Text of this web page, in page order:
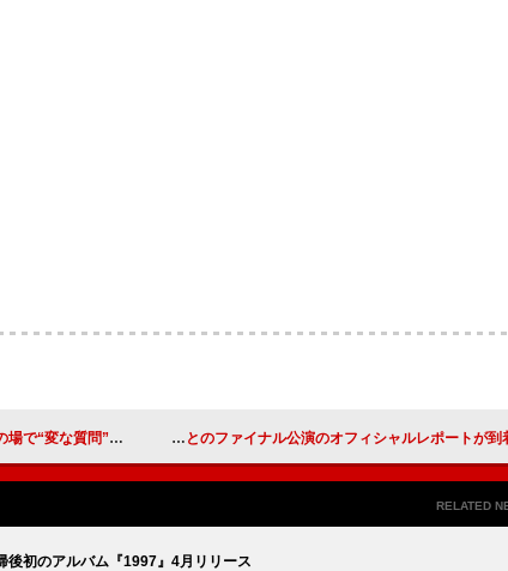
やめるようファンに求める Saucy Dog、5か月連続対バン企画終幕 羊文学とのファイナル公演のオフィシャルレポートが
RELATED
後初のアルバム『1997』4月リリース